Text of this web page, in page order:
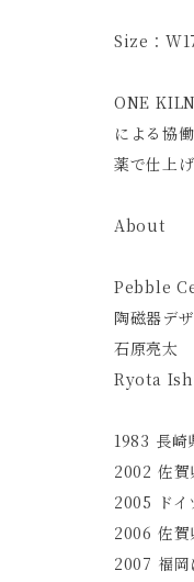
Size：
ONE
による協
薬で仕上げ
About
Pebble
陶磁器デ
石原亮太
Ryota
1983 長崎
2002 佐賀
2005 ドイ
2006 佐賀
2007 福岡